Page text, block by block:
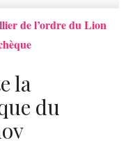
de l’ordre du Lion
la
du